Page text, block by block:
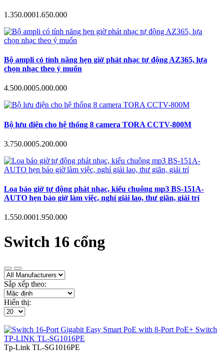
1.350.0001.650.000
Bộ ampli có tính năng hẹn giờ phát nhạc tự động AZ365, lựa
chọn nhạc theo ý muốn
4.500.0005.000.000
Bộ lưu điện cho hệ thống 8 camera TORA CCTV-800M
3.750.0005.200.000
Loa báo giờ tự động phát nhạc, kiểu chuông mp3 BS-151A-
AUTO hẹn báo giờ làm việc, nghỉ giải lao, thư giãn, giải trí
1.550.0001.950.000
Switch 16 cổng
Sắp xếp theo:
Hiển thị:
Tp-Link TL-SG1016PE